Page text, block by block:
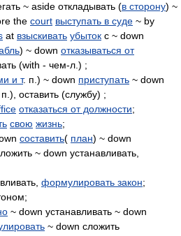
~ aside откладывать (в сторону) ~
the court выступать в суде ~ by
at взыскивать убыток с ~ down
) ~ down отказываться от
(with - чем-л.) ;
и т. п.) ~ down приступать ~ down
п.), оставить (службу) ;
отказаться от должности;
свою жизнь;
составить( план) ~ down
~ down устанавливать,
формулировать закон;
~ down устанавливать ~ down
~ down сложить